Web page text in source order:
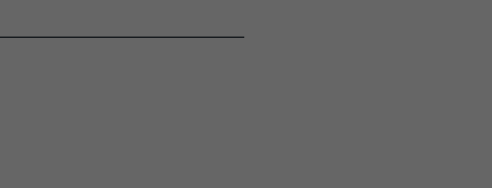
Flerfärgad